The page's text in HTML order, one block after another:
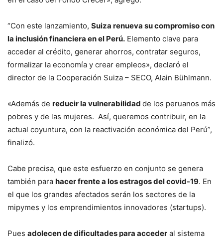
“Con este lanzamiento, Suiza renueva su compromiso con
la inclusión financiera en el Perú. Elemento clave para
acceder al crédito, generar ahorros, contratar seguros,
formalizar la economía y crear empleos», declaró el
director de la Cooperación Suiza – SECO, Alain Bühlmann.
«Además de reducir la vulnerabilidad de los peruanos más
pobres y de las mujeres. Así, queremos contribuir, en la
actual coyuntura, con la reactivación económica del Perú”,
finalizó.
Cabe precisa, que este esfuerzo en conjunto se genera
también para hacer frente a los estragos del covid-19. En
el que los grandes afectados serán los sectores de la
mipymes y los emprendimientos innovadores (startups).
Pues adolecen de dificultades para acceder al sistema